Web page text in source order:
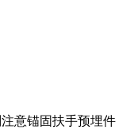
意锚固扶手预埋件